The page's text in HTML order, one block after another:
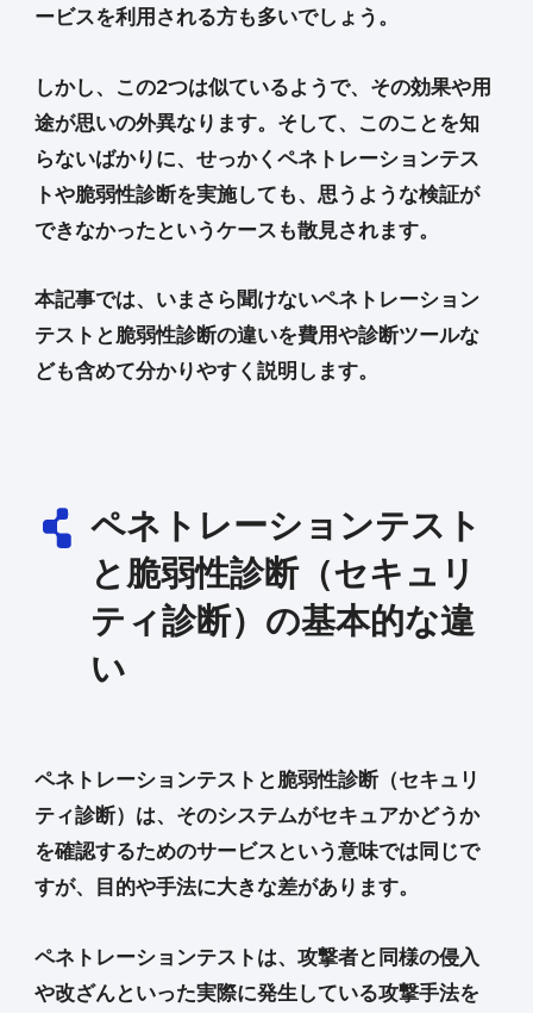
ービスを利用される方も多いでしょう。
しかし、この2つは似ているようで、その効果や用
途が思いの外異なります。そして、このことを知
らないばかりに、せっかくペネトレーションテス
トや脆弱性診断を実施しても、思うような検証が
できなかったというケースも散見されます。
本記事では、いまさら聞けないペネトレーション
テストと脆弱性診断の違いを費用や診断ツールな
ども含めて分かりやすく説明します。
ペネトレーションテスト
と脆弱性診断（セキュリ
ティ診断）の基本的な違
い
ペネトレーションテストと脆弱性診断（セキュリ
ティ診断）は、そのシステムがセキュアかどうか
を確認するためのサービスという意味では同じで
すが、目的や手法に大きな差があります。
ペネトレーションテストは、攻撃者と同様の侵入
や改ざんといった実際に発生している攻撃手法を